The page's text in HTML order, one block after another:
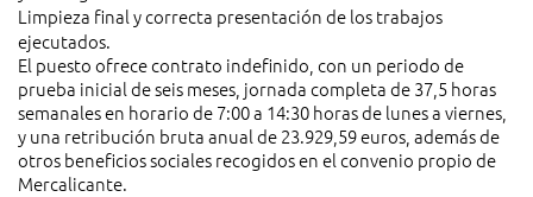
Limpieza final y correcta presentación de los trabajos
ejecutados.
El puesto ofrece contrato indefinido, con un periodo de
prueba inicial de seis meses, jornada completa de 37,5 horas
semanales en horario de 7:00 a 14:30 horas de lunes a viernes,
y una retribución bruta anual de 23.929,59 euros, además de
otros beneficios sociales recogidos en el convenio propio de
Mercalicante.